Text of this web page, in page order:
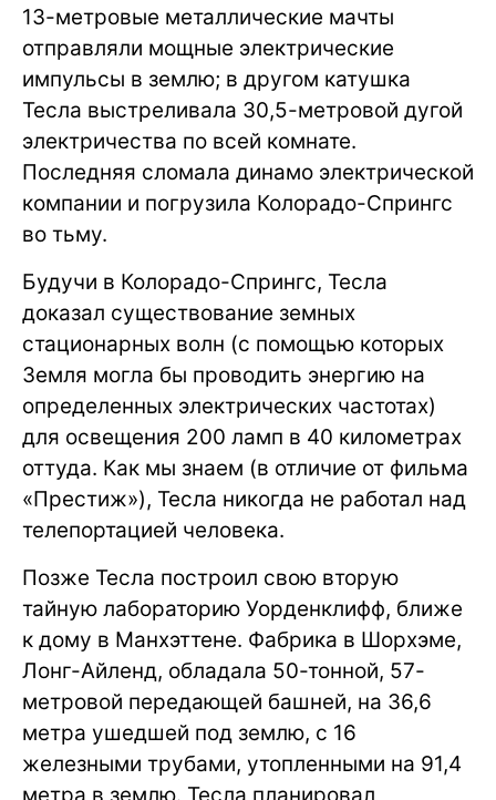
13-метровые металлические мачты
отправляли мощные электрические
импульсы в землю; в другом катушка
Тесла выстреливала 30,5-метровой дугой
электричества по всей комнате.
Последняя сломала динамо электрической
компании и погрузила Колорадо-Спрингс
во тьму.
Будучи в Колорадо-Спрингс, Тесла
доказал существование земных
стационарных волн (с помощью которых
Земля могла бы проводить энергию на
определенных электрических частотах)
для освещения 200 ламп в 40 километрах
оттуда. Как мы знаем (в отличие от фильма
«Престиж»), Тесла никогда не работал над
телепортацией человека.
Позже Тесла построил свою вторую
тайную лабораторию Уорденклифф, ближе
к дому в Манхэттене. Фабрика в Шорхэме,
Лонг-Айленд, обладала 50-тонной, 57-
метровой передающей башней, на 36,6
метра ушедшей под землю, с 16
железными трубами, утопленными на 91,4
метра в землю. Тесла планировал